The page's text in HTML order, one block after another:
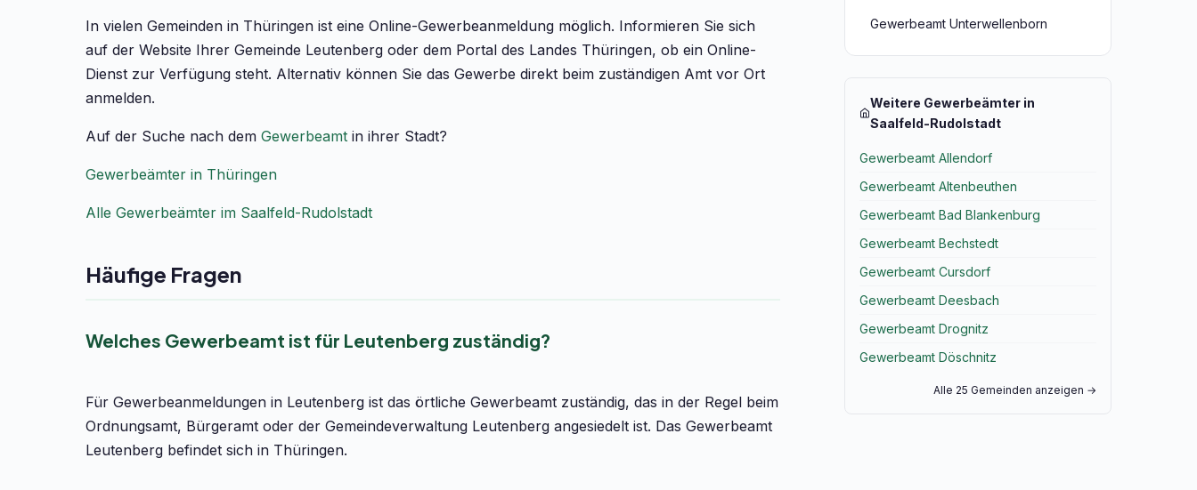
In vielen Gemeinden in Thüringen ist eine Online-Gewerbeanmeldung möglich. Informieren Sie sich
auf der Website Ihrer Gemeinde Leutenberg oder dem Portal des Landes Thüringen, ob ein Online-
Dienst zur Verfügung steht. Alternativ können Sie das Gewerbe direkt beim zuständigen Amt vor Ort
anmelden.
Auf der Suche nach dem Gewerbeamt in ihrer Stadt?
Gewerbeämter in Thüringen
Alle Gewerbeämter im Saalfeld-Rudolstadt
Häufige Fragen
Welches Gewerbeamt ist für Leutenberg zuständig?
Für Gewerbeanmeldungen in Leutenberg ist das örtliche Gewerbeamt zuständig, das in der Regel beim
Ordnungsamt, Bürgeramt oder der Gemeindeverwaltung Leutenberg angesiedelt ist. Das Gewerbeamt
Leutenberg befindet sich in Thüringen.
Gewerbeamt Unterwellenborn
Weitere Gewerbeämter in
Saalfeld-Rudolstadt
Gewerbeamt Allendorf
Gewerbeamt Altenbeuthen
Gewerbeamt Bad Blankenburg
Gewerbeamt Bechstedt
Gewerbeamt Cursdorf
Gewerbeamt Deesbach
Gewerbeamt Drognitz
Gewerbeamt Döschnitz
Alle 25 Gemeinden anzeigen →